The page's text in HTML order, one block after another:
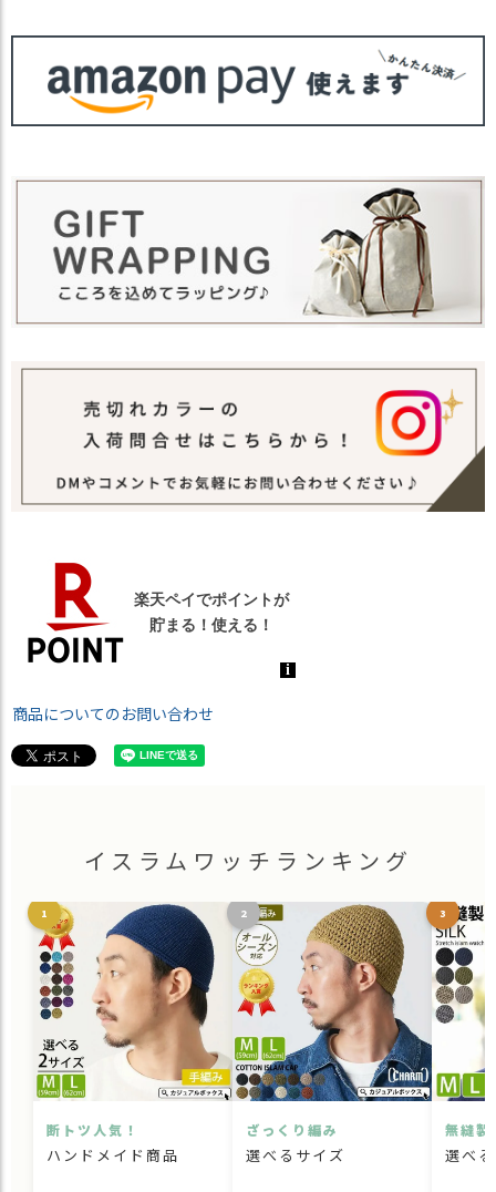
商品についてのお問い合わせ
イスラムワッチランキング
1
断トツ人気！
ハンドメイド商品
2
ざっくり編み
選べるサイズ
3
無縫製
選べ